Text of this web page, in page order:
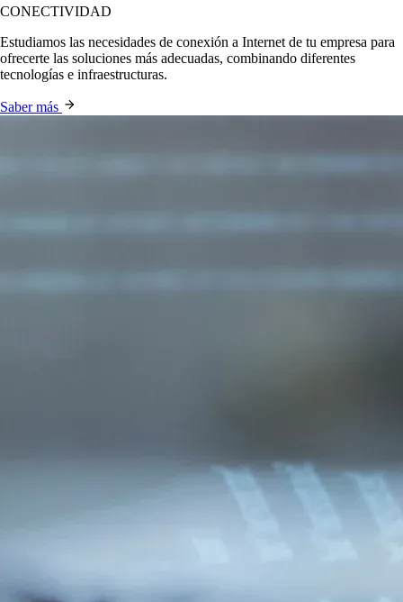
CONECTIVIDAD
Estudiamos las necesidades de conexión a Internet de tu empresa para
ofrecerte las soluciones más adecuadas, combinando diferentes
tecnologías e infraestructuras.
Saber más